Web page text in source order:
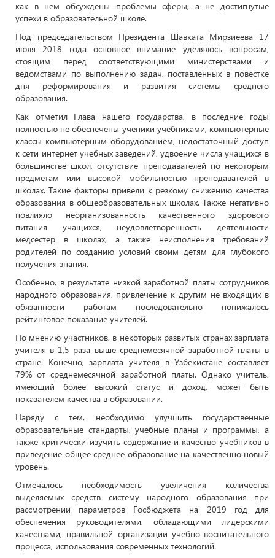
как в нем обсуждены проблемы сферы, а не достигнутые
успехи в образовательной школе.
Под председательством Президента Шавката Мирзиеева 17
июля 2018 года основное внимание уделялось вопросам,
стоящим перед соответствующими министерствами и
ведомствами по выполнению задач, поставленных в повестке
дня реформирования и развития системы среднего
образования.
Как отметил Глава нашего государства, в последние годы
полностью не обеспечены ученики учебниками, компьютерные
классы компьютерным оборудованием, недостаточный доступ
к сети интернет учебных заведений, удвоение числа учащихся в
большинстве школ, отсутствие преподавателей по некоторым
предметам или высокой мобильностью преподавателей в
школах. Такие факторы привели к резкому снижению качества
образования в общеобразовательных школах. Также негативно
повлияло неорганизованность качественного здорового
питания учащихся, неудовлетворенность деятельности
медсестер в школах, а также неисполнения требований
родителей по созданию условий своим детям для глубокого
получения знания.
Особенно, в результате низкой заработной платы сотрудников
народного образования, привлечение к другим не входящих в
обязанности работам последовательно понижалось
рейтинговое показание учителей.
По мнению участников, в некоторых развитых странах зарплата
учителя в 1,5 раза выше среднемесячной заработной платы в
стране. Конечно, зарплата учителя в Узбекистане составляет
79% от среднемесячной заработной платы. Однако учитель,
имеющий более высокий статус и доход, может быть
показателем качества в образовании.
Наряду с тем, необходимо улучшить государственные
образовательные стандарты, учебные планы и программы, а
также критически изучить содержание и качество учебников в
приведение общее среднее образование на качественно новый
уровень.
Отмечалось необходимость увеличения количества
выделяемых средств систему народного образования при
рассмотрении параметров Госбюджета на 2019 год для
обеспечения руководителями, обладающими лидерскими
качествами, правильной организации учебно-воспитательного
процесса, использования современных технологий.